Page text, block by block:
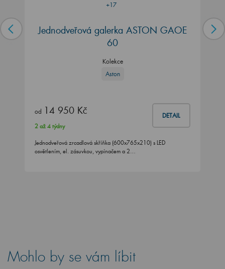
+17
Jednodveřová galerka ASTON GAOE
60
Kolekce
Aston
od 14 950 Kč DETAIL
2 až 4 týdny
Jednodveřová zrcadlová skříňka (600x765x210) s LED
osvětlením, el. zásuvkou, vypínačem a 2…
Mohlo by se vám líbit